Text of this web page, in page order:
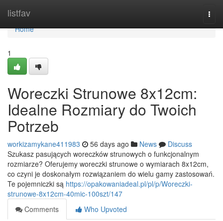
listfav
Home
Home
1
Woreczki Strunowe 8x12cm:
Idealne Rozmiary do Twoich
Potrzeb
workizamykane411983 56 days ago News
Discuss
Szukasz pasujących woreczków strunowych o funkcjonalnym
rozmiarze? Oferujemy woreczki strunowe o wymiarach 8x12cm,
co czyni je doskonałym rozwiązaniem do wielu gamy zastosowań.
Te pojemniczki są https://opakowaniadeal.pl/pl/p/Woreczki-
strunowe-8x12cm-40mic-100szt/147
Comments
Who Upvoted